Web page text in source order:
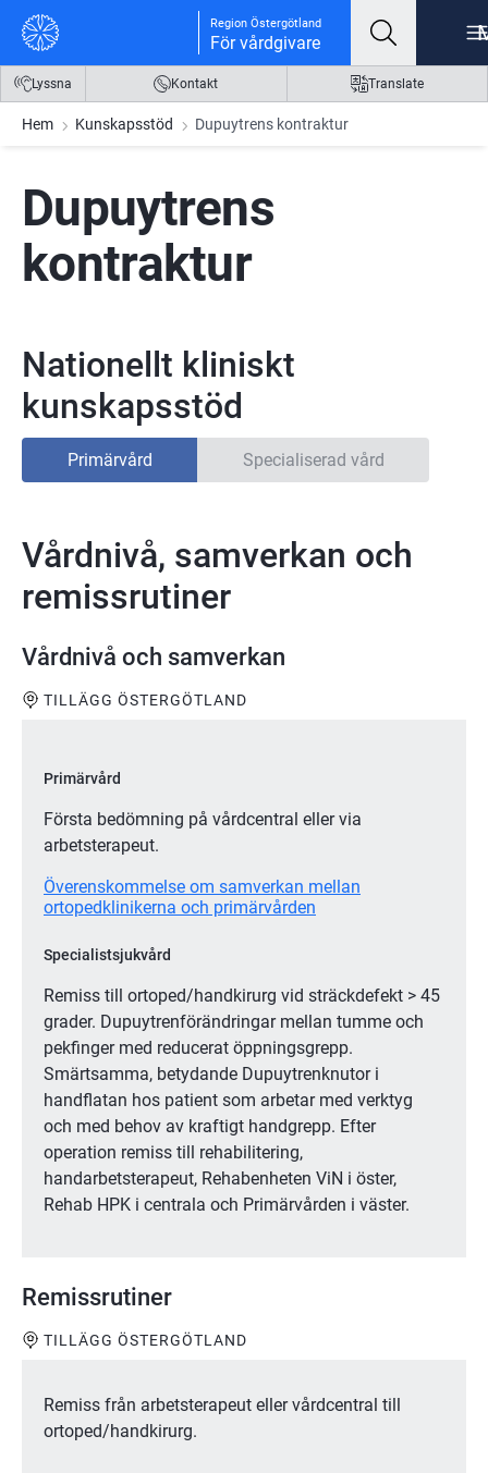
Gå till innehåll
Gå till meny
Gå till sidfot Region Östergötland
För vårdgivare
Lyssna Kontakt Translate
Hem Kunskapsstöd Dupuytrens kontraktur
Dupuytrens
kontraktur
Nationellt kliniskt
kunskapsstöd
Primärvård Specialiserad vård
Vårdnivå, samverkan och
remissrutiner
Vårdnivå och samverkan
TILLÄGG ÖSTERGÖTLAND
Primärvård
Första bedömning på vårdcentral eller via
arbetsterapeut.
Överenskommelse om samverkan mellan
ortopedklinikerna och primärvården
Specialistsjukvård
Remiss till ortoped/handkirurg vid sträckdefekt > 45
grader. Dupuytrenförändringar mellan tumme och
pekfinger med reducerat öppningsgrepp.
Smärtsamma, betydande Dupuytrenknutor i
handflatan hos patient som arbetar med verktyg
och med behov av kraftigt handgrepp. Efter
operation remiss till rehabilitering,
handarbetsterapeut, Rehabenheten ViN i öster,
Rehab HPK i centrala och Primärvården i väster.
Remissrutiner
TILLÄGG ÖSTERGÖTLAND
Remiss från arbetsterapeut eller vårdcentral till
ortoped/handkirurg.